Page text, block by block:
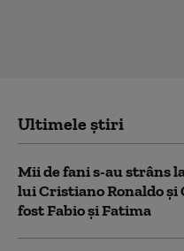
Ultimele știri
Mii de fani s-au strâns
lui Cristiano Ronaldo
fost Fabio şi Fatima